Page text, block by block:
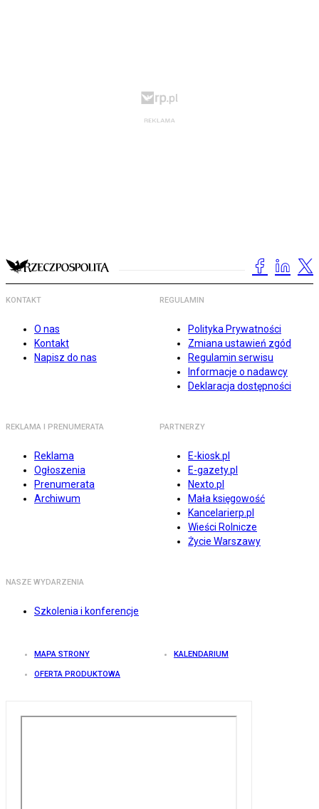
KONTAKT
O nas
Kontakt
Napisz do nas
REGULAMIN
Polityka Prywatności
Zmiana ustawień zgód
Regulamin serwisu
Informacje o nadawcy
Deklaracja dostępności
REKLAMA I PRENUMERATA
Reklama
Ogłoszenia
Prenumerata
Archiwum
PARTNERZY
E-kiosk.pl
E-gazety.pl
Nexto.pl
Mała księgowość
Kancelarierp.pl
Wieści Rolnicze
Życie Warszawy
NASZE WYDARZENIA
Szkolenia i konferencje
MAPA STRONY KALENDARIUM
OFERTA PRODUKTOWA